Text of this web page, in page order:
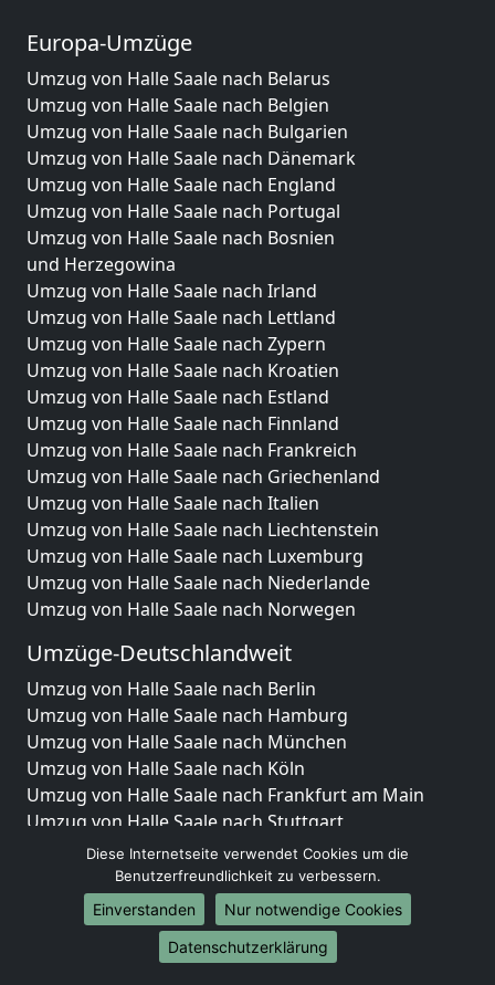
Europa-Umzüge
Umzug von Halle Saale nach Belarus
Umzug von Halle Saale nach Belgien
Umzug von Halle Saale nach Bulgarien
Umzug von Halle Saale nach Dänemark
Umzug von Halle Saale nach England
Umzug von Halle Saale nach Portugal
Umzug von Halle Saale nach Bosnien
und Herzegowina
Umzug von Halle Saale nach Irland
Umzug von Halle Saale nach Lettland
Umzug von Halle Saale nach Zypern
Umzug von Halle Saale nach Kroatien
Umzug von Halle Saale nach Estland
Umzug von Halle Saale nach Finnland
Umzug von Halle Saale nach Frankreich
Umzug von Halle Saale nach Griechenland
Umzug von Halle Saale nach Italien
Umzug von Halle Saale nach Liechtenstein
Umzug von Halle Saale nach Luxemburg
Umzug von Halle Saale nach Niederlande
Umzug von Halle Saale nach Norwegen
Umzüge-Deutschlandweit
Umzug von Halle Saale nach Berlin
Umzug von Halle Saale nach Hamburg
Umzug von Halle Saale nach München
Umzug von Halle Saale nach Köln
Umzug von Halle Saale nach Frankfurt am Main
Umzug von Halle Saale nach Stuttgart
Umzug von Halle Saale nach Düsseldorf
Umzug von Halle Saale nach Leipzig
Umzug von Halle Saale nach Dortmund
Umzug von Halle Saale nach Essen
Umzug von Halle Saale nach Bremen
Diese Internetseite verwendet Cookies um die
Benutzerfreundlichkeit zu verbessern.
Einverstanden
Nur notwendige Cookies
Datenschutzerklärung